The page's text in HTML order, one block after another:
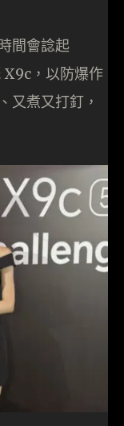
間會諗起
，以防爆作
又煮又打釘，